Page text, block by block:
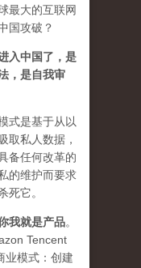
最大的互联网
国攻破？
入中国了，是
，是自我审
式是基于从以
取私人数据，
备任何改革的
的维护而要求
死它。
我就是产品。
Tencent
业模式：创建